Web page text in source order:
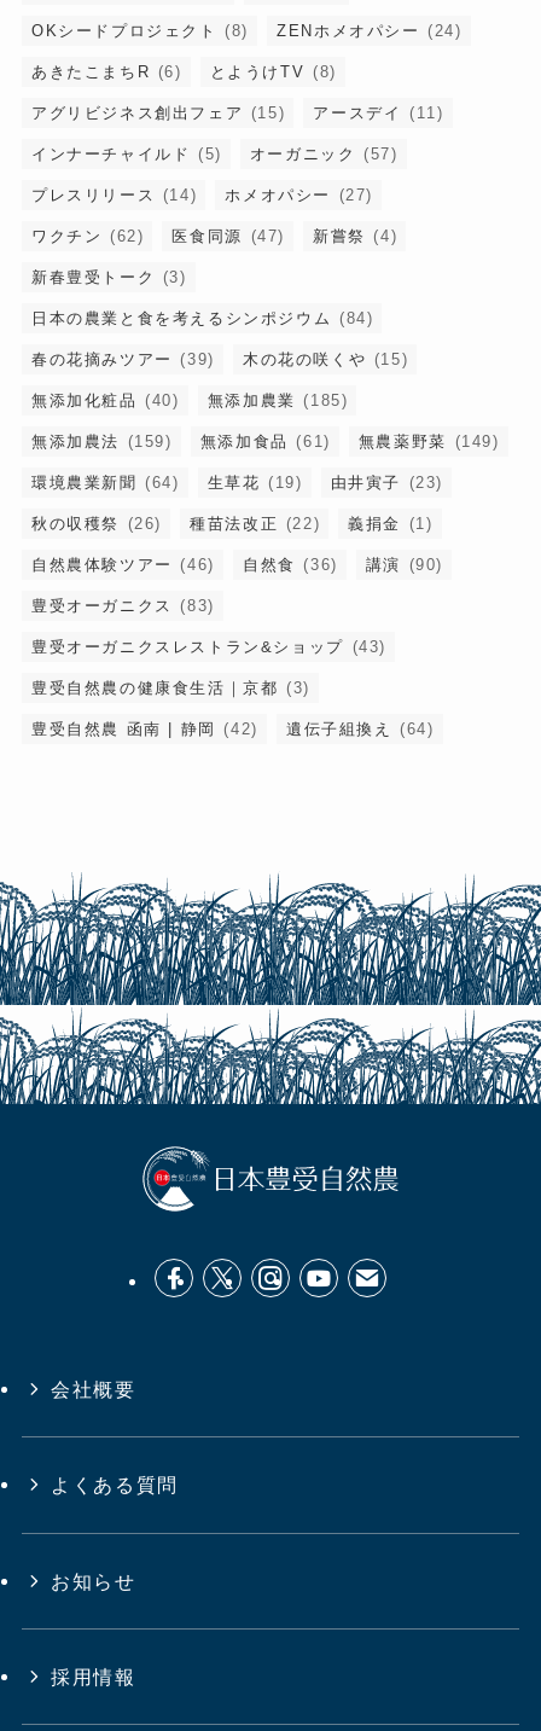
OKシードプロジェクト (8) ZENホメオパシー (24)
あきたこまちR (6) とようけTV (8)
アグリビジネス創出フェア (15) アースデイ (11)
インナーチャイルド (5) オーガニック (57)
プレスリリース (14) ホメオパシー (27)
ワクチン (62) 医食同源 (47) 新嘗祭 (4)
新春豊受トーク (3)
日本の農業と食を考えるシンポジウム (84)
春の花摘みツアー (39) 木の花の咲くや (15)
無添加化粧品 (40) 無添加農業 (185)
無添加農法 (159) 無添加食品 (61) 無農薬野菜 (149)
環境農業新聞 (64) 生草花 (19) 由井寅子 (23)
秋の収穫祭 (26) 種苗法改正 (22) 義捐金 (1)
自然農体験ツアー (46) 自然食 (36) 講演 (90)
豊受オーガニクス (83)
豊受オーガニクスレストラン&ショップ (43)
豊受自然農の健康食生活｜京都 (3)
豊受自然農 函南 | 静岡 (42) 遺伝子組換え (64)
会社概要
よくある質問
お知らせ
採用情報